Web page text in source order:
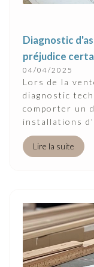
Diagnostic
préjudice
04/04/2025
Lors de la
diagnostic
comporter un
installations
Lire la suite